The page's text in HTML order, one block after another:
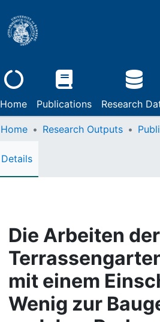
Home Publications Research
Home Research Outputs
Details
Die Arbeiten
mit einem
Wenig zur